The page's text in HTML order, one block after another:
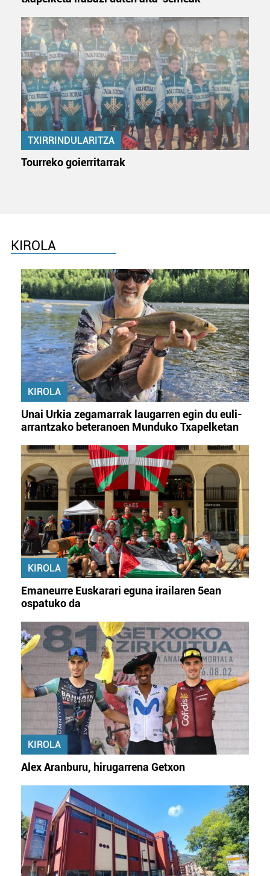
TXIRRINDULARITZA
Tourreko goierritarrak
KIROLA
KIROLA
Unai Urkia zegamarrak laugarren egin du euli-
arrantzako beteranoen Munduko Txapelketan
KIROLA
Emaneurre Euskarari eguna irailaren 5ean
ospatuko da
KIROLA
Alex Aranburu, hirugarrena Getxon